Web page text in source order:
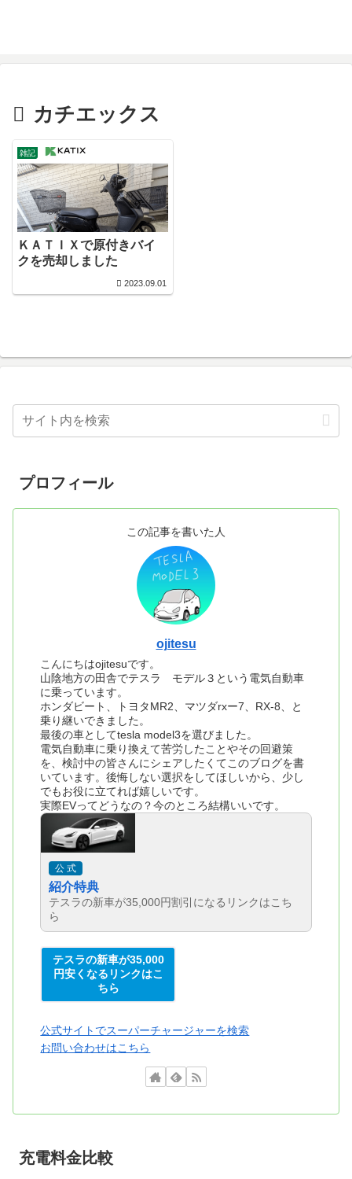
カチエックス
雑記
ＫＡＴＩＸで原付きバイ
クを売却しました
2023.09.01
プロフィール
この記事を書いた人
ojitesu
こんにちはojitesuです。
山陰地方の田舎でテスラ モデル３という電気自動車
に乗っています。
ホンダビート、トヨタMR2、マツダrxー7、RX-8、と
乗り継いできました。
最後の車としてtesla model3を選びました。
電気自動車に乗り換えて苦労したことやその回避策
を、検討中の皆さんにシェアしたくてこのブログを書
いています。後悔しない選択をしてほしいから、少し
でもお役に立てれば嬉しいです。
実際EVってどうなの？今のところ結構いいです。
公 式
紹介特典
テスラの新車が35,000円割引になるリンクはこち
ら
テスラの新車が35,000
円安くなるリンクはこ
ちら
公式サイトでスーパーチャージャーを検索
お問い合わせはこちら
充電料金比較